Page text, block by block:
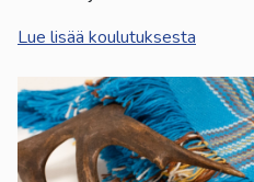
Lue lisää koulutuksesta